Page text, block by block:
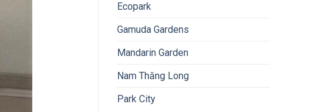
Ecopark
Gamuda Gardens
Mandarin Garden
Nam Thăng Long
Park City